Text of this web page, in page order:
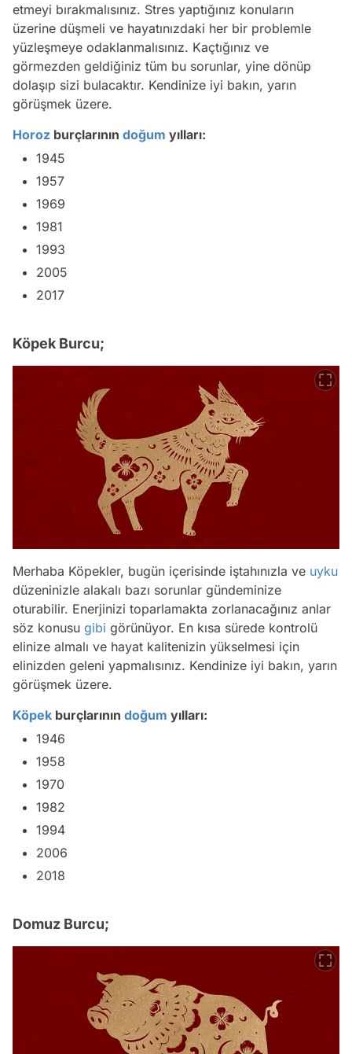
etmeyi bırakmalısınız. Stres yaptığınız konuların
üzerine düşmeli ve hayatınızdaki her bir problemle
yüzleşmeye odaklanmalısınız. Kaçtığınız ve
görmezden geldiğiniz tüm bu sorunlar, yine dönüp
dolaşıp sizi bulacaktır. Kendinize iyi bakın, yarın
görüşmek üzere.
Horoz burçlarının doğum yılları:
1945
1957
1969
1981
1993
2005
2017
Köpek Burcu;
Merhaba Köpekler, bugün içerisinde iştahınızla ve uyku
düzeninizle alakalı bazı sorunlar gündeminize
oturabilir. Enerjinizi toparlamakta zorlanacağınız anlar
söz konusu gibi görünüyor. En kısa sürede kontrolü
elinize almalı ve hayat kalitenizin yükselmesi için
elinizden geleni yapmalısınız. Kendinize iyi bakın, yarın
görüşmek üzere.
Köpek burçlarının doğum yılları:
1946
1958
1970
1982
1994
2006
2018
Domuz Burcu;